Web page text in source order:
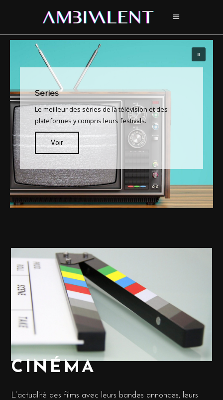
Series
Le meilleur des séries de la télévision et des
plateformes y compris leurs festivals.
Voir
CINÉMA
L’actualité des films avec leurs bandes annonces, leurs